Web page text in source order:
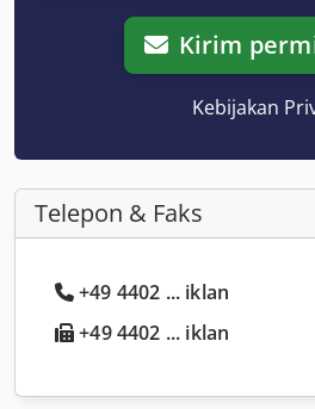
Kirim
Kebijakan
Telepon & Faks
+49 4402 ... iklan
+49 4402 ... iklan